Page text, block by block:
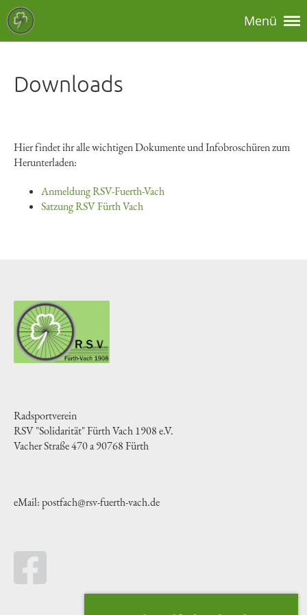
Menü
Downloads
Hier findet ihr alle wichtigen Dokumente und Infobroschüren zum
Herunterladen:
Anmeldung RSV-Fuerth-Vach
Satzung RSV Fürth Vach
Radsportverein
RSV "Solidarität" Fürth Vach 1908 e.V.
Vacher Straße 470 a 90768 Fürth
eMail: postfach@rsv-fuerth-vach.de